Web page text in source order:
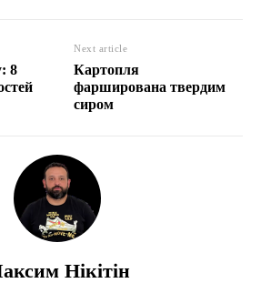
8
Next article
Картопля
фарширована твердим
сиром
Нікітін